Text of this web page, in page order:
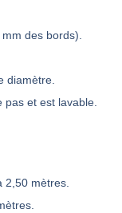
des bords).
diamètre.
pas et est lavable.
2,50 mètres.